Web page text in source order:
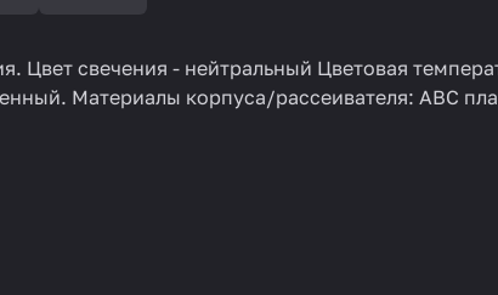
Цвет свечения - нейтральный Цветовая
Материалы корпуса/рассеивателя: АВС